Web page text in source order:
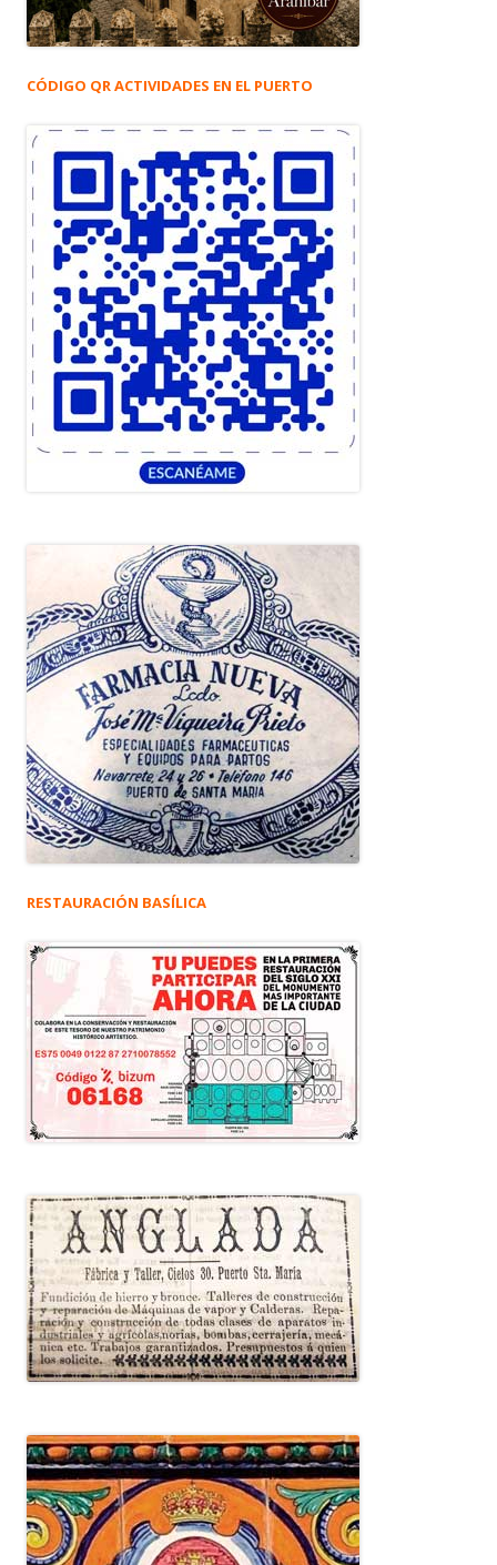
CÓDIGO QR ACTIVIDADES EN EL PUERTO
RESTAURACIÓN BASÍLICA